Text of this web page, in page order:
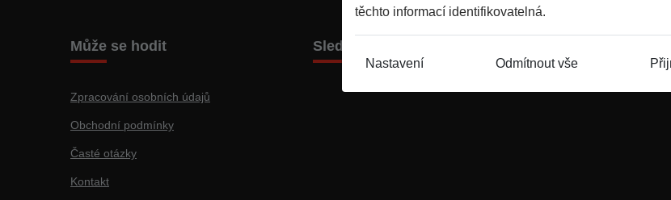
těchto informací identifikovatelná.
Nastavení Odmítnout vše
Může se hodit
Zpracování osobních údajů
Obchodní podmínky
Časté otázky
Kontakt
Sledujte nás